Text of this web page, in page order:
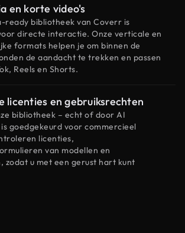
en korte video's
ready bibliotheek van Coverr is
directe interactie. Onze verticale en
formats helpen je om binnen de
de aandacht te trekken en passen
Reels en Shorts.
licenties en gebruiksrechten
bibliotheek – echt of door AI
goedgekeurd voor commercieel
licenties,
van modellen en
zodat u met een gerust hart kunt